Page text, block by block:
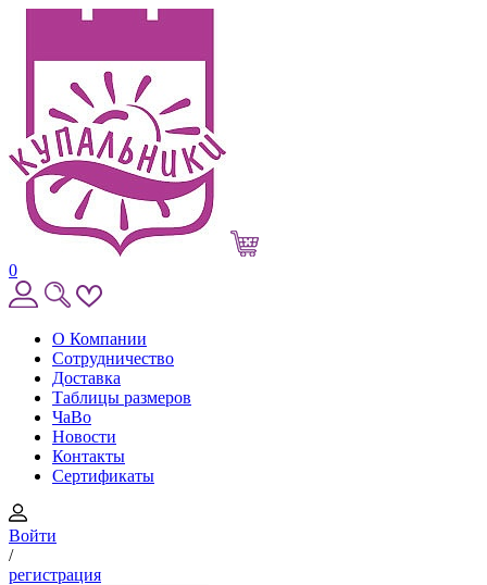
0
О Компании
Сотрудничество
Доставка
Таблицы размеров
ЧаВо
Новости
Контакты
Сертификаты
Войти
/
регистрация